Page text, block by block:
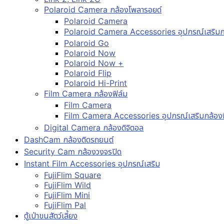
Polaroid Camera กล้องโพลารอยด์
Polaroid Camera
Polaroid Camera Accessories อุปกรณ์เสริมก
Polaroid Go
Polaroid Now
Polaroid Now +
Polaroid Flip
Polaroid Hi-Print
Film Camera กล้องฟิล์ม
Film Camera
Film Camera Accessories อุปกรณ์เสริมกล้อ
Digital Camera กล้องดิจิตอล
DashCam กล้องติดรถยนต์
Security Cam กล้องวงจรปิด
Instant Film Accessories อุปกรณ์เสริม
FujiFlim Square
FujiFlim Wild
FujiFlim Mini
FujiFlim Pal
ตู้เป่าขนสัตว์เลี้ยง